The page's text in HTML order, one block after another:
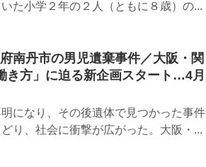
た小学２年の２人（ともに８歳）の...
南丹市の男児遺棄事件／大阪・関
き方」に迫る新企画スタート…4月
になり、その後遺体で見つかった事件
り、社会に衝撃が広がった。大阪・...